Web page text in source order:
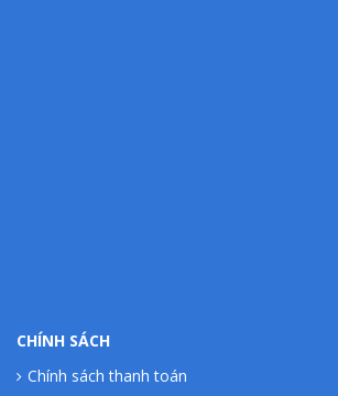
CHÍNH SÁCH
Chính sách thanh toán